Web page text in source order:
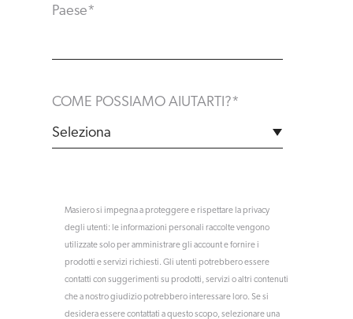
Paese*
COME POSSIAMO AIUTARTI?*
Masiero si impegna a proteggere e rispettare la privacy
degli utenti: le informazioni personali raccolte vengono
utilizzate solo per amministrare gli account e fornire i
prodotti e servizi richiesti. Gli utenti potrebbero essere
contatti con suggerimenti su prodotti, servizi o altri contenuti
che a nostro giudizio potrebbero interessare loro. Se si
desidera essere contattati a questo scopo, selezionare una